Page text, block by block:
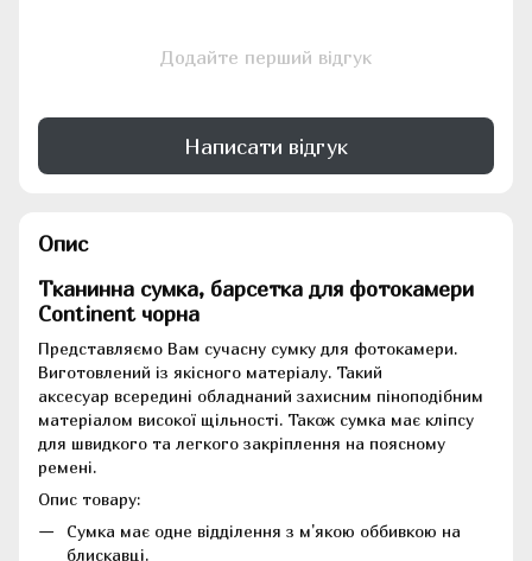
Додайте перший відгук
Написати відгук
Опис
Тканинна сумка, барсетка для фотокамери
Continent чорна
Представляємо Вам сучасну сумку для фотокамери.
Виготовлений із якісного матеріалу. Такий
аксесуар всередині обладнаний захисним піноподібним
матеріалом високої щільності. Також сумка має кліпсу
для швидкого та легкого закріплення на поясному
ремені.
Опис товару:
Сумка має одне відділення з м'якою оббивкою на
блискавці.